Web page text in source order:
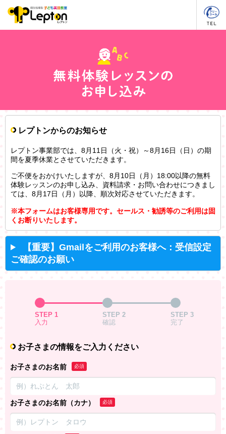
レプトンからのお知らせ
レプトン事業部では、8月11日（火・祝）～8月16日（日）の期
間を夏季休業とさせていただきます。
ご不便をおかけいたしますが、8月10日（月）18:00以降の無料
体験レッスンのお申し込み、資料請求・お問い合わせにつきまし
ては、8月17日（月）以降、順次対応させていただきます。
※本フォームはお客様専用です。セールス・勧誘等のご利用は固
くお断りいたします。
【重要】Gmailをご利用のお客様へ：受信設定
ご確認のお願い
STEP 1
入力
STEP 2
確認
STEP 3
完了
お子さまの情報をご入力ください
お子さまのお名前 必須
お子さまのお名前（カナ） 必須